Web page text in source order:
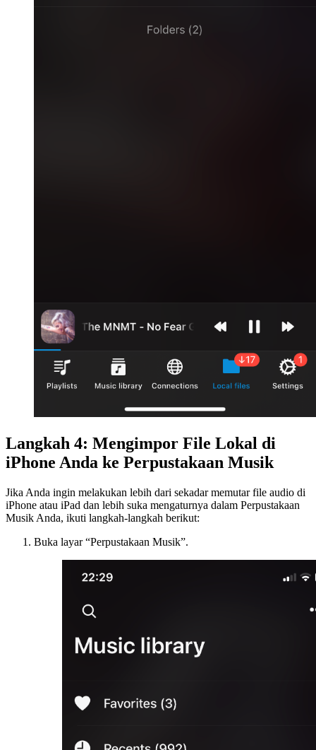
Langkah 4: Mengimpor File Lokal di
iPhone Anda ke Perpustakaan Musik
Jika Anda ingin melakukan lebih dari sekadar memutar file audio di
iPhone atau iPad dan lebih suka mengaturnya dalam Perpustakaan
Musik Anda, ikuti langkah-langkah berikut:
Buka layar “Perpustakaan Musik”.